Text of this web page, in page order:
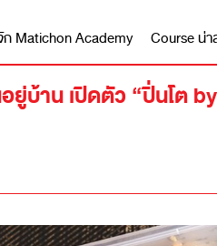
ก Matichon Academy Course น่า
อยู่บ้าน เปิดตัว “ปิ่นโต